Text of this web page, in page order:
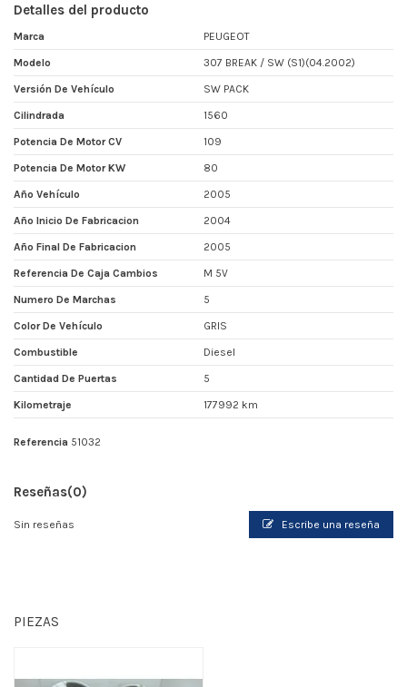
Detalles del producto
Marca PEUGEOT
Modelo 307 BREAK / SW (S1)(04.2002)
Versión De Vehículo SW PACK
Cilindrada 1560
Potencia De Motor CV 109
Potencia De Motor KW 80
Año Vehículo 2005
Año Inicio De Fabricacion 2004
Año Final De Fabricacion 2005
Referencia De Caja Cambios M 5V
Numero De Marchas 5
Color De Vehículo GRIS
Combustible Diesel
Cantidad De Puertas 5
Kilometraje 177992 km
Referencia 51032
Reseñas(0)
Sin reseñas Escribe una reseña
PIEZAS